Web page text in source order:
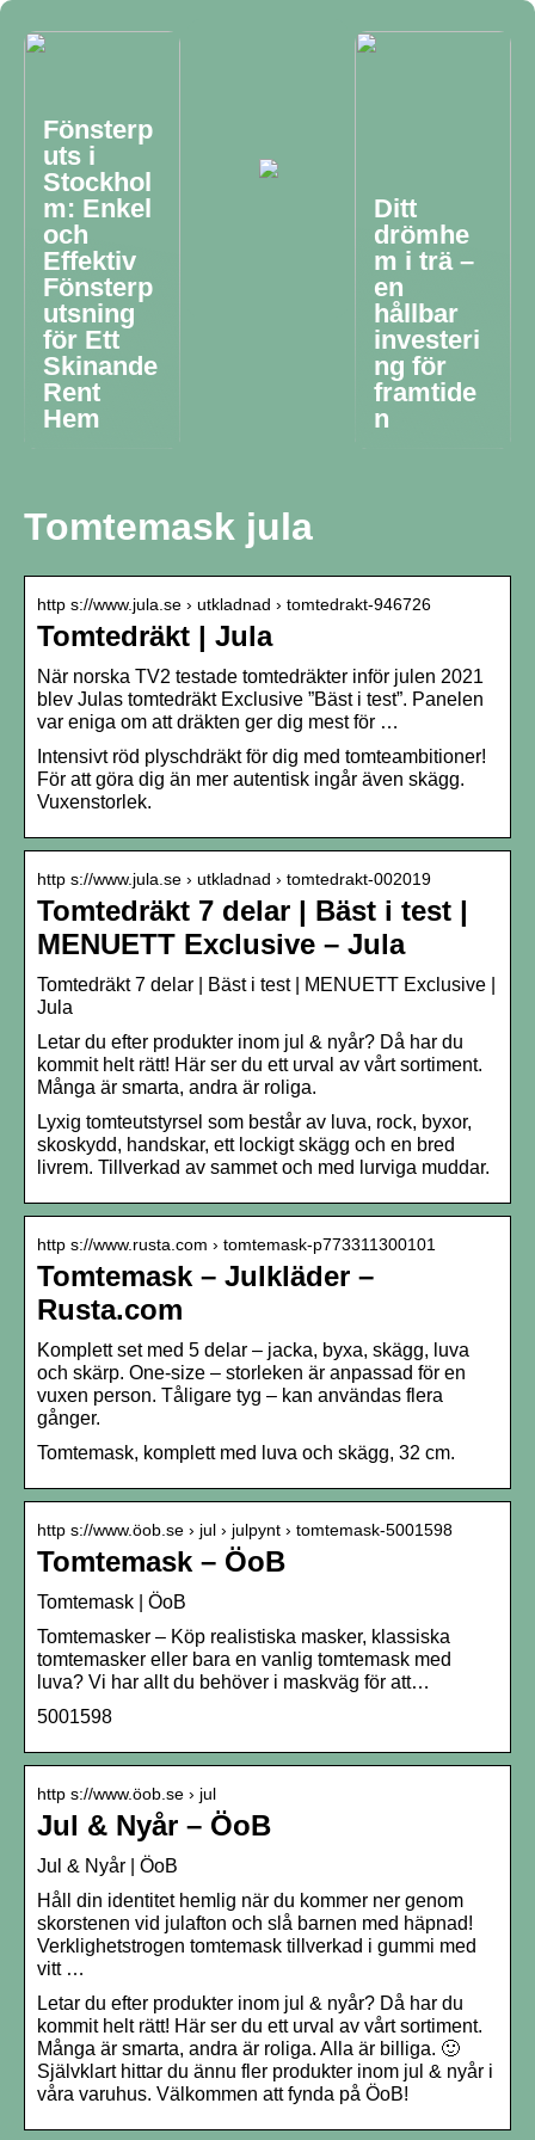
Fönsterp
uts i
Stockhol
m: Enkel
och
Effektiv
Fönsterp
utsning
för Ett
Skinande
Rent
Hem
Ditt
drömhe
m i trä –
en
hållbar
investeri
ng för
framtide
n
Tomtemask jula
http s://www.jula.se › utkladnad › tomtedrakt-946726
Tomtedräkt | Jula
När norska TV2 testade tomtedräkter inför julen 2021
blev Julas tomtedräkt Exclusive ”Bäst i test”. Panelen
var eniga om att dräkten ger dig mest för …
Intensivt röd plyschdräkt för dig med tomteambitioner!
För att göra dig än mer autentisk ingår även skägg.
Vuxenstorlek.
http s://www.jula.se › utkladnad › tomtedrakt-002019
Tomtedräkt 7 delar | Bäst i test |
MENUETT Exclusive – Jula
Tomtedräkt 7 delar | Bäst i test | MENUETT Exclusive |
Jula
Letar du efter produkter inom jul & nyår? Då har du
kommit helt rätt! Här ser du ett urval av vårt sortiment.
Många är smarta, andra är roliga.
Lyxig tomteutstyrsel som består av luva, rock, byxor,
skoskydd, handskar, ett lockigt skägg och en bred
livrem. Tillverkad av sammet och med lurviga muddar.
http s://www.rusta.com › tomtemask-p773311300101
Tomtemask – Julkläder –
Rusta.com
Komplett set med 5 delar – jacka, byxa, skägg, luva
och skärp. One-size – storleken är anpassad för en
vuxen person. Tåligare tyg – kan användas flera
gånger.
Tomtemask, komplett med luva och skägg, 32 cm.
http s://www.öob.se › jul › julpynt › tomtemask-5001598
Tomtemask – ÖoB
Tomtemask | ÖoB
Tomtemasker – Köp realistiska masker, klassiska
tomtemasker eller bara en vanlig tomtemask med
luva? Vi har allt du behöver i maskväg för att…
5001598
http s://www.öob.se › jul
Jul & Nyår – ÖoB
Jul & Nyår | ÖoB
Håll din identitet hemlig när du kommer ner genom
skorstenen vid julafton och slå barnen med häpnad!
Verklighetstrogen tomtemask tillverkad i gummi med
vitt …
Letar du efter produkter inom jul & nyår? Då har du
kommit helt rätt! Här ser du ett urval av vårt sortiment.
Många är smarta, andra är roliga. Alla är billiga. 🙂
Självklart hittar du ännu fler produkter inom jul & nyår i
våra varuhus. Välkommen att fynda på ÖoB!